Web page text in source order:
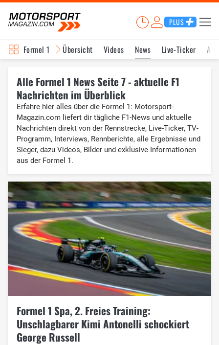
PLUS
Formel 1 Übersicht Videos News Live-Ticker
Alle Formel 1 News Seite 7 - aktuelle F1
Nachrichten im Überblick
Erfahre hier alles über die Formel 1: Motorsport-
Magazin.com liefert dir tägliche F1-News und aktuelle
Nachrichten direkt von der Rennstrecke, Live-Ticker, TV-
Programm, Interviews, Rennberichte, alle Ergebnisse und
Sieger, dazu Videos, Bilder und exklusive Informationen
aus der Formel 1.
Formel 1 Spa, 2. Freies Training:
Unschlagbarer Kimi Antonelli schockiert
George Russell